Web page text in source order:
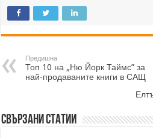
Предишна
Топ 10 на „Ню Йорк Таймс” за
най-продаваните книги в САЩ
Свързани статии